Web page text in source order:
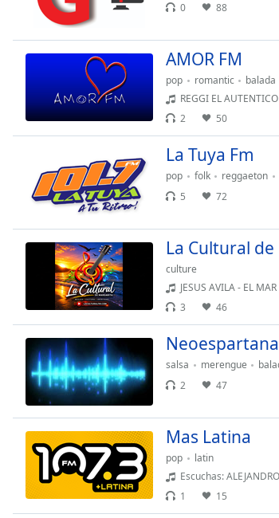
subtitles
settings,
opens
subtitles
settings
dialog
selected
Audio
modal
window.
Beginning
dialog
window.
cancel
0
88
AMOR FM
pop romantic
balada
REGGI EL
2
50
La Tuya Fm
pop folk reggaeton
5
72
La Cultural
culture
JESUS AVILA - EL MAR
3
46
salsa merengue
2
47
Mas Latina
pop
latin
Escuchas:
1
15